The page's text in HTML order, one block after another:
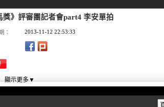
獎》評審團記者會part4 李安單拍
： 2013-11-12 22:53:33